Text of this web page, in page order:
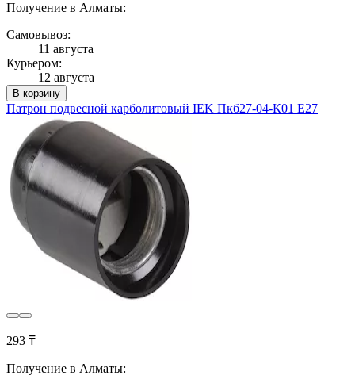
Получение в Алматы:
Самовывоз:
11 августа
Курьером:
12 августа
В корзину
Патрон подвесной карболитовый IEK Пкб27-04-К01 Е27
293 ₸
Получение в Алматы: